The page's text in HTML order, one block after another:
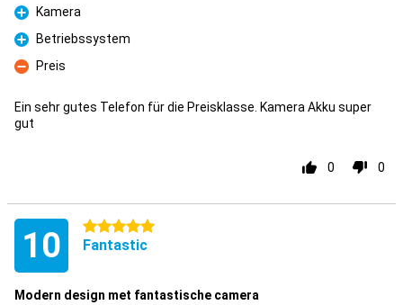
Pro
Kamera
Pro
Betriebssystem
Con
Preis
Ein sehr gutes Telefon für die Preisklasse. Kamera Akku super
gut
0 0
10 5 stars
Fantastic
Modern design met fantastische camera